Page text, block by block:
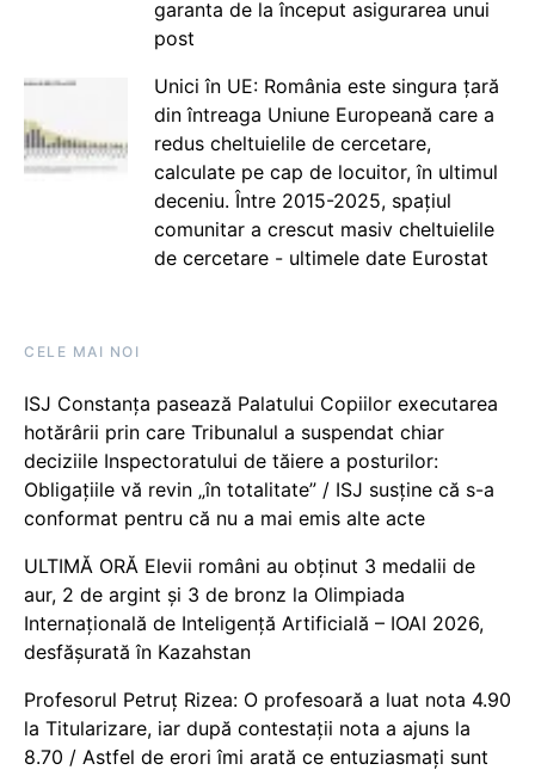
garanta de la început asigurarea unui
post
Unici în UE: România este singura țară
din întreaga Uniune Europeană care a
redus cheltuielile de cercetare,
calculate pe cap de locuitor, în ultimul
deceniu. Între 2015-2025, spațiul
comunitar a crescut masiv cheltuielile
de cercetare - ultimele date Eurostat
CELE MAI NOI
ISJ Constanța pasează Palatului Copiilor executarea
hotărârii prin care Tribunalul a suspendat chiar
deciziile Inspectoratului de tăiere a posturilor:
Obligațiile vă revin „în totalitate” / ISJ susține că s-a
conformat pentru că nu a mai emis alte acte
ULTIMĂ ORĂ Elevii români au obținut 3 medalii de
aur, 2 de argint și 3 de bronz la Olimpiada
Internațională de Inteligență Artificială – IOAI 2026,
desfășurată în Kazahstan
Profesorul Petruț Rizea: O profesoară a luat nota 4.90
la Titularizare, iar după contestații nota a ajuns la
8.70 / Astfel de erori îmi arată ce entuziasmați sunt